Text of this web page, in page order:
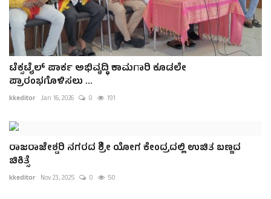
ಟೆಕ್ಸಟೈಲ್ ಪಾರ್ಕ ಅಭಿವೃದ್ಧಿ ಕಾಮಗಾರಿ ಕೂಡಲೇ
ಪ್ರಾರಂಭಗೊಳಿಸಲು ...
kkeditor Jan 16, 2026 0 191
ರಾಜರಾಜೇಶ್ವರಿ ನಗರದ ಶ್ರೀ ಯೋಗ ಕೇಂದ್ರದಲ್ಲಿ ಉಚಿತ ಬಣ್ಣದ
ಚಿಕಿತ್ಸೆ
kkeditor Nov 23, 2025 0 50